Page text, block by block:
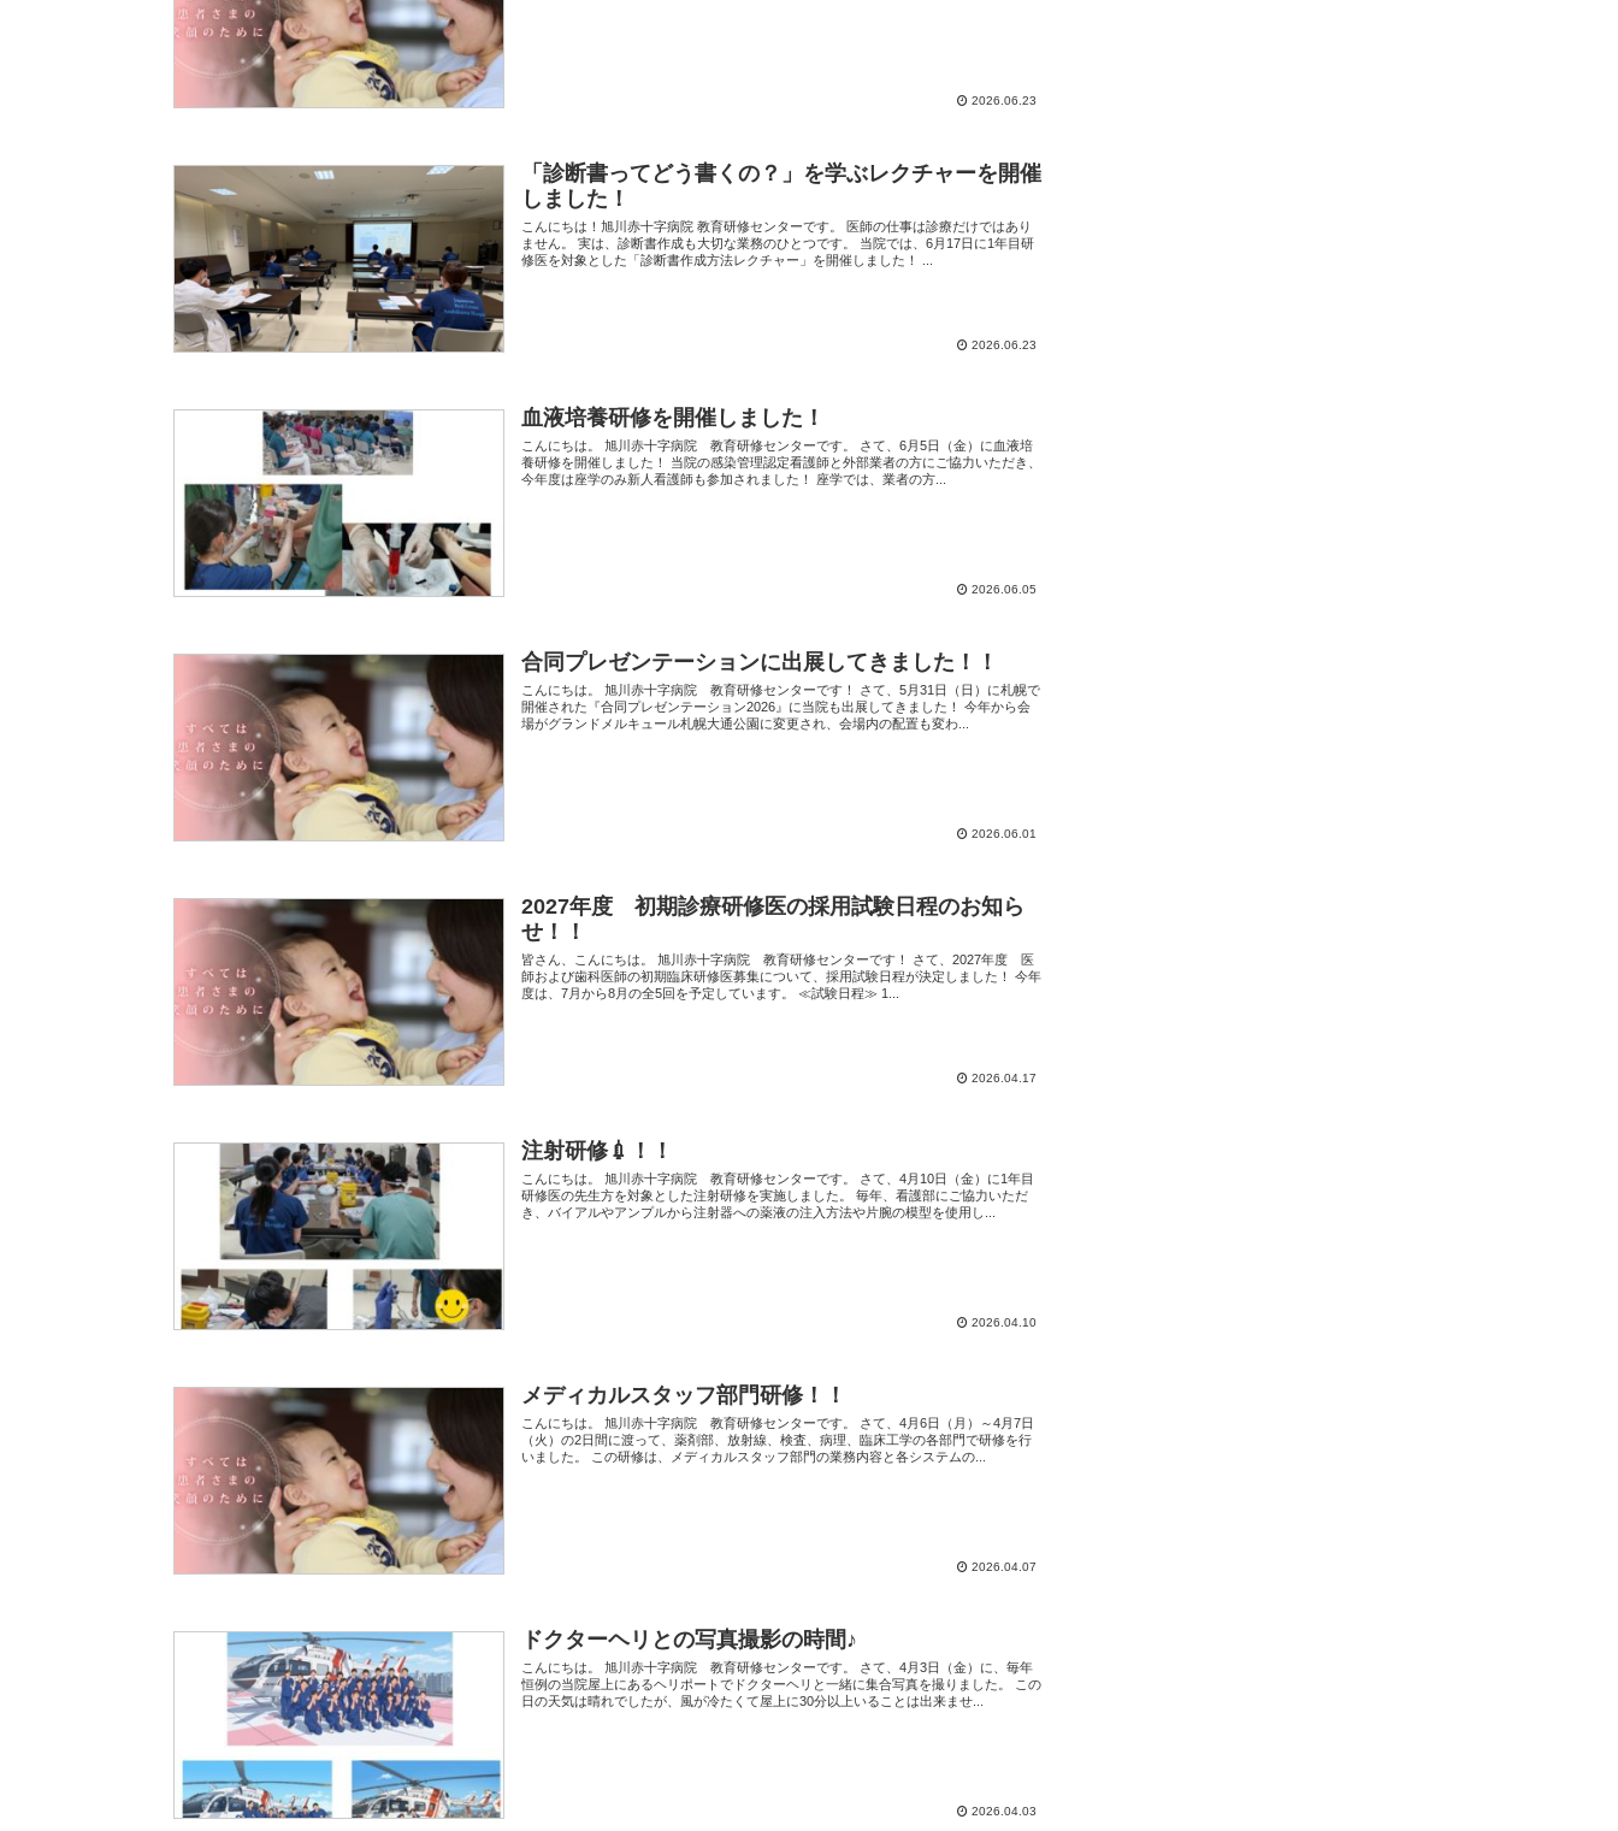
2026.06.23
「診断書ってどう書くの？」を学ぶレクチャーを開催
しました！
こんにちは！旭川赤十字病院 教育研修センターです。 医師の仕事は診療だけではあり
ません。 実は、診断書作成も大切な業務のひとつです。 当院では、6月17日に1年目研
修医を対象とした「診断書作成方法レクチャー」を開催しました！ ...
2026.06.23
血液培養研修を開催しました！
こんにちは。 旭川赤十字病院 教育研修センターです。 さて、6月5日（金）に血液培
養研修を開催しました！ 当院の感染管理認定看護師と外部業者の方にご協力いただき、
今年度は座学のみ新人看護師も参加されました！ 座学では、業者の方...
2026.06.05
合同プレゼンテーションに出展してきました！！
こんにちは。 旭川赤十字病院 教育研修センターです！ さて、5月31日（日）に札幌で
開催された『合同プレゼンテーション2026』に当院も出展してきました！ 今年から会
場がグランドメルキュール札幌大通公園に変更され、会場内の配置も変わ...
2026.06.01
2027年度 初期診療研修医の採用試験日程のお知ら
せ！！
皆さん、こんにちは。 旭川赤十字病院 教育研修センターです！ さて、2027年度 医
師および歯科医師の初期臨床研修医募集について、採用試験日程が決定しました！ 今年
度は、7月から8月の全5回を予定しています。 ≪試験日程≫ 1...
2026.04.17
注射研修💉！！
こんにちは。 旭川赤十字病院 教育研修センターです。 さて、4月10日（金）に1年目
研修医の先生方を対象とした注射研修を実施しました。 毎年、看護部にご協力いただ
き、バイアルやアンプルから注射器への薬液の注入方法や片腕の模型を使用し...
2026.04.10
メディカルスタッフ部門研修！！
こんにちは。 旭川赤十字病院 教育研修センターです。 さて、4月6日（月）～4月7日
（火）の2日間に渡って、薬剤部、放射線、検査、病理、臨床工学の各部門で研修を行
いました。 この研修は、メディカルスタッフ部門の業務内容と各システムの...
2026.04.07
ドクターヘリとの写真撮影の時間♪
こんにちは。 旭川赤十字病院 教育研修センターです。 さて、4月3日（金）に、毎年
恒例の当院屋上にあるヘリポートでドクターヘリと一緒に集合写真を撮りました。 この
日の天気は晴れでしたが、風が冷たくて屋上に30分以上いることは出来ませ...
2026.04.03